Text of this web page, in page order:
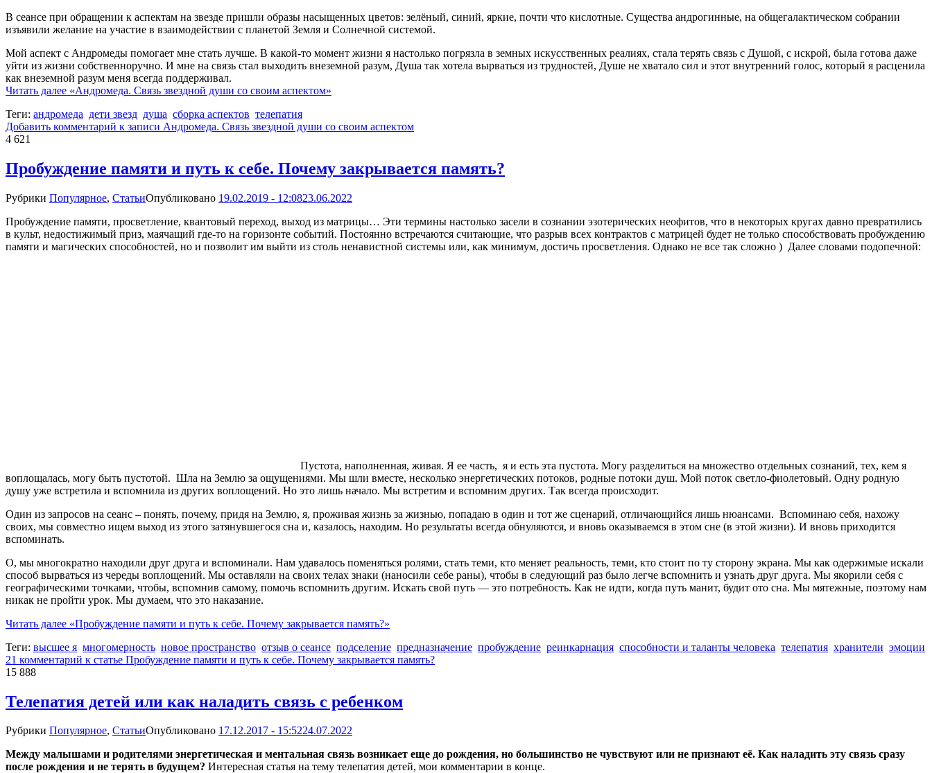
В сеансе при обращении к аспектам на звезде пришли образы насыщенных цветов: зелёный, синий, яркие, почти что кислотные. Существа андрогинные, на общегалактическом собрании
изъявили желание на участие в взаимодействии с планетой Земля и Солнечной системой.
Мой аспект с Андромеды помогает мне стать лучше. В какой-то момент жизни я настолько погрязла в земных искусственных реалиях, стала терять связь с Душой, с искрой, была готова даже
уйти из жизни собственноручно. И мне на связь стал выходить внеземной разум, Душа так хотела вырваться из трудностей, Душе не хватало сил и этот внутренний голос, который я расценила
как внеземной разум меня всегда поддерживал.
Читать далее «Андромеда. Связь звездной души со своим аспектом»
Теги: андромеда дети звезд душа сборка аспектов телепатия
Добавить комментарий к записи Андромеда. Связь звездной души со своим аспектом
4 621
Пробуждение памяти и путь к себе. Почему закрывается память?
Рубрики Популярное, СтатьиОпубликовано 19.02.2019 - 12:0823.06.2022
Пробуждение памяти, просветление, квантовый переход, выход из матрицы… Эти термины настолько засели в сознании эзотерических неофитов, что в некоторых кругах давно превратились
в культ, недостижимый приз, маячащий где-то на горизонте событий. Постоянно встречаются считающие, что разрыв всех контрактов с матрицей будет не только способствовать пробуждению
памяти и магических способностей, но и позволит им выйти из столь ненавистной системы или, как минимум, достичь просветления. Однако не все так сложно ) Далее словами подопечной:
Пустота, наполненная, живая. Я ее часть, я и есть эта пустота. Могу разделиться на множество отдельных сознаний, тех, кем я
воплощалась, могу быть пустотой. Шла на Землю за ощущениями. Мы шли вместе, несколько энергетических потоков, родные потоки душ. Мой поток светло-фиолетовый. Одну родную
душу уже встретила и вспомнила из других воплощений. Но это лишь начало. Мы встретим и вспомним других. Так всегда происходит.
Один из запросов на сеанс – понять, почему, придя на Землю, я, проживая жизнь за жизнью, попадаю в один и тот же сценарий, отличающийся лишь нюансами. Вспоминаю себя, нахожу
своих, мы совместно ищем выход из этого затянувшегося сна и, казалось, находим. Но результаты всегда обнуляются, и вновь оказываемся в этом сне (в этой жизни). И вновь приходится
вспоминать.
О, мы многократно находили друг друга и вспоминали. Нам удавалось поменяться ролями, стать теми, кто меняет реальность, теми, кто стоит по ту сторону экрана. Мы как одержимые искали
способ вырваться из череды воплощений. Мы оставляли на своих телах знаки (наносили себе раны), чтобы в следующий раз было легче вспомнить и узнать друг друга. Мы якорили себя с
географическими точками, чтобы, вспомнив самому, помочь вспомнить другим. Искать свой путь — это потребность. Как не идти, когда путь манит, будит ото сна. Мы мятежные, поэтому нам
никак не пройти урок. Мы думаем, что это наказание.
Читать далее «Пробуждение памяти и путь к себе. Почему закрывается память?»
Теги: высшее я многомерность новое пространство отзыв о сеансе подселение предназначение пробуждение реинкарнация способности и таланты человека телепатия хранители эмоции
21 комментарий к статье Пробуждение памяти и путь к себе. Почему закрывается память?
15 888
Телепатия детей или как наладить связь с ребенком
Рубрики Популярное, СтатьиОпубликовано 17.12.2017 - 15:5224.07.2022
Между малышами и родителями энергетическая и ментальная связь возникает еще до рождения, но большинство не чувствуют или не признают её. Как наладить эту связь сразу
после рождения и не терять в будущем? Интересная статья на тему телепатия детей, мои комментарии в конце.